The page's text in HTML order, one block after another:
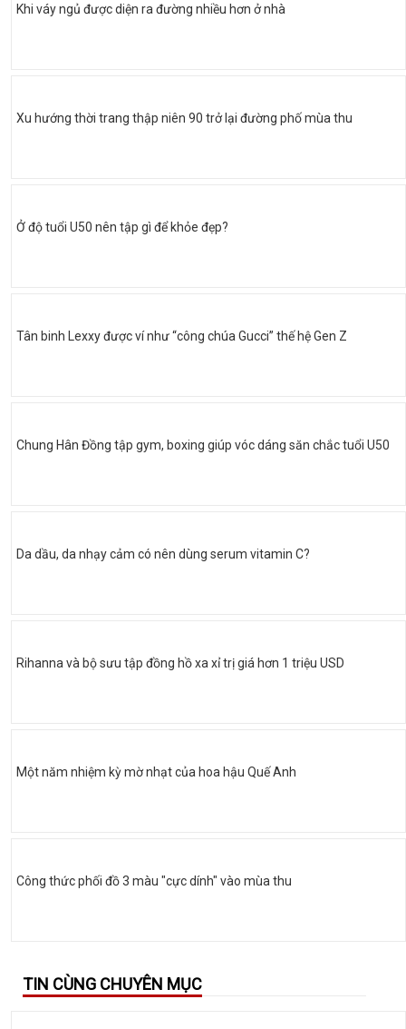
Khi váy ngủ được diện ra đường nhiều hơn ở nhà
Xu hướng thời trang thập niên 90 trở lại đường phố mùa thu
Ở độ tuổi U50 nên tập gì để khỏe đẹp?
Tân binh Lexxy được ví như “công chúa Gucci” thế hệ Gen Z
Chung Hân Đồng tập gym, boxing giúp vóc dáng săn chắc tuổi U50
Da dầu, da nhạy cảm có nên dùng serum vitamin C?
Rihanna và bộ sưu tập đồng hồ xa xỉ trị giá hơn 1 triệu USD
Một năm nhiệm kỳ mờ nhạt của hoa hậu Quế Anh
Công thức phối đồ 3 màu "cực dính" vào mùa thu
TIN CÙNG CHUYÊN MỤC